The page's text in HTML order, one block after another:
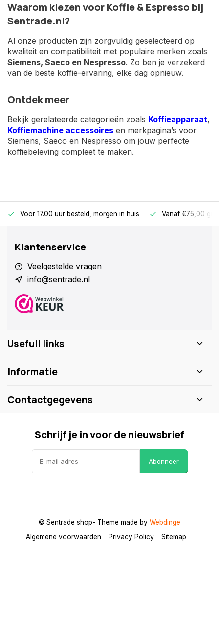
Waarom kiezen voor Koffie & Espresso bij
Sentrade.nl?
Al onze producten zijn zorgvuldig geselecteerd op
kwaliteit en compatibiliteit met populaire merken zoals
Siemens, Saeco en Nespresso. Zo ben je verzekerd
van de beste koffie-ervaring, elke dag opnieuw.
Ontdek meer
Bekijk gerelateerde categorieën zoals Koffieapparaat,
Koffiemachine accessoires en merkpagina’s voor
Siemens, Saeco en Nespresso om jouw perfecte
koffiebeleving compleet te maken.
Voor 17.00 uur besteld, morgen in huis Vanaf €75,00
Klantenservice
Veelgestelde vragen
info@sentrade.nl
Usefull links
Informatie
Contactgegevens
Schrijf je in voor de nieuwsbrief
Abonneer
Algemene voorwaarden Privacy Policy Sitemap
© Sentrade shop- Theme made by Webdinge